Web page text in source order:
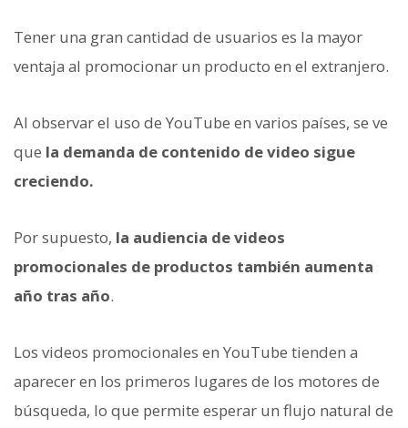
Tener una gran cantidad de usuarios es la mayor
ventaja al promocionar un producto en el extranjero.
Al observar el uso de YouTube en varios países, se ve
que la demanda de contenido de video sigue
creciendo.
Por supuesto, la audiencia de videos
promocionales de productos también aumenta
año tras año.
Los videos promocionales en YouTube tienden a
aparecer en los primeros lugares de los motores de
búsqueda, lo que permite esperar un flujo natural de